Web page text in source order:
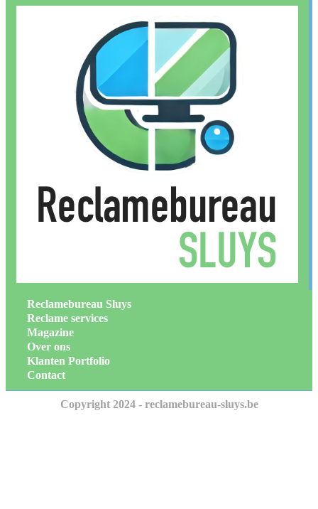
Reclamebureau Sluys
Reclame services
Magazine
Over ons
Klanten Portfolio
Contact
Copyright 2024 - reclamebureau-sluys.be